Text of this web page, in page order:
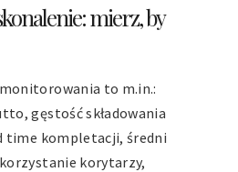
mierz, by
to m.in.:
gęstość składowania
time kompletacji, średni
korytarzy,